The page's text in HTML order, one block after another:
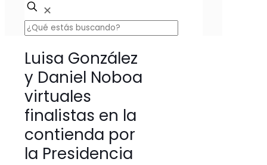
✕
Luisa González
y Daniel Noboa
virtuales
finalistas en la
contienda por
la Presidencia